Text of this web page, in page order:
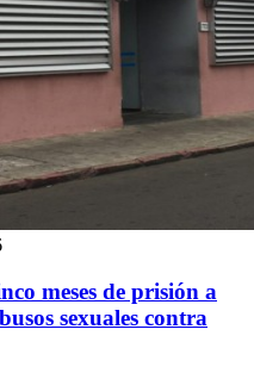
meses de prisión a
sexuales contra